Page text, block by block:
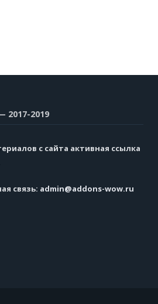
2017-2019
с сайта активная ссылка
связь: admin@addons-wow.ru